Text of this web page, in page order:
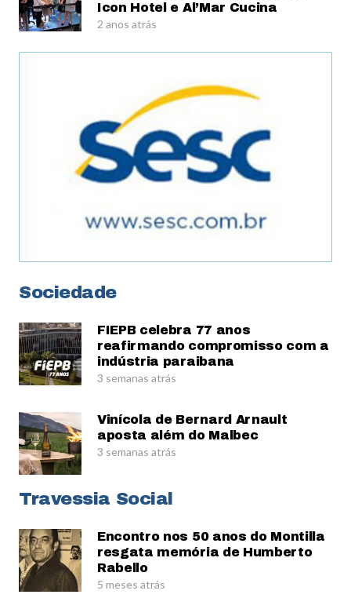
Icon Hotel e Al’Mar Cucina
2 anos atrás
Sociedade
FIEPB celebra 77 anos
reafirmando compromisso com a
indústria paraibana
3 semanas atrás
Vinícola de Bernard Arnault
aposta além do Malbec
3 semanas atrás
Travessia Social
Encontro nos 50 anos do Montilla
resgata memória de Humberto
Rabello
5 meses atrás